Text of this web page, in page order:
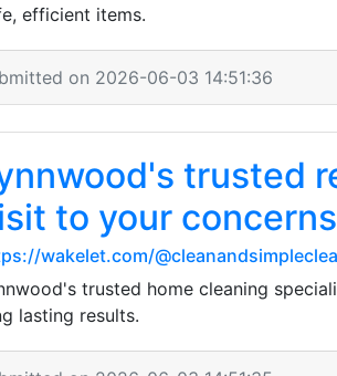
efficient items.
on 2026-06-03 14:51:36
trusted
to your
wakelet.com/
trusted home cleaning
lasting results.